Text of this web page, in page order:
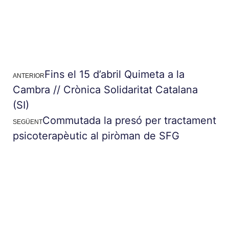
ANTERIORFins el 15 d’abril Quimeta a la
Cambra // Crònica Solidaritat Catalana
(SI)
SEGÜENTCommutada la presó per tractament
psicoterapèutic al piròman de SFG